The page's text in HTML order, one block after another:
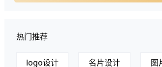
热门推荐
logo设计 名片设计 图